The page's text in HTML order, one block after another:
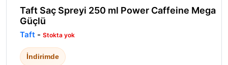
Taft Saç Spreyi 250 ml Power Caffeine Mega
Güçlü
Taft - Stokta yok
İndirimde